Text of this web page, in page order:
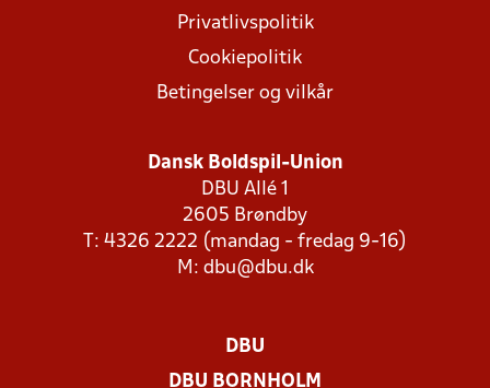
Privatlivspolitik
Cookiepolitik
Betingelser og vilkår
Dansk Boldspil-Union
DBU Allé 1
2605 Brøndby
T: 4326 2222 (mandag - fredag 9-16)
M: dbu@dbu.dk
DBU
DBU BORNHOLM